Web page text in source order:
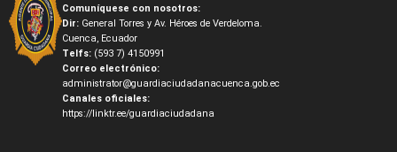
Comuníquese con nosotros:
Dir: General Torres y Av. Héroes de Verdeloma.
Cuenca, Ecuador
Telfs: (593 7) 4150991
Correo electrónico:
administrator@guardiaciudadanacuenca.gob.ec
Canales oficiales:
https://linktr.ee/guardiaciudadana